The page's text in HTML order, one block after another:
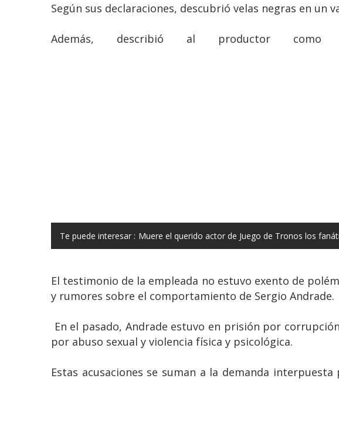
Según sus declaraciones, descubrió velas negras en un
Además, describió al productor
Te puede interesar : Muere el querido actor de Juego de Tronos los
El testimonio de la empleada no estuvo exento de
y rumores sobre el comportamiento de Sergio Andrade.
En el pasado, Andrade estuvo en prisión por
por abuso sexual y violencia física y psicológica.
Estas acusaciones se suman a la demanda